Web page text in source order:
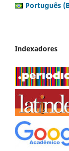
Português
Indexadores